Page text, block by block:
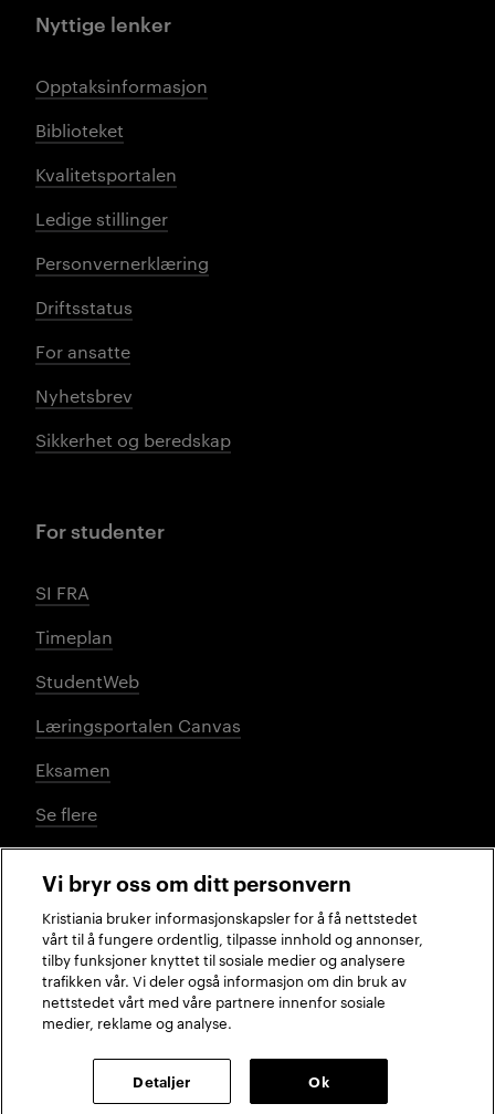
Nyttige lenker
Opptaksinformasjon
Biblioteket
Kvalitetsportalen
Ledige stillinger
Personvernerklæring
Driftsstatus
For ansatte
Nyhetsbrev
Sikkerhet og beredskap
For studenter
SI FRA
Timeplan
StudentWeb
Læringsportalen Canvas
Eksamen
Se flere
Sosiale medier
FacebookInstagramLinkedInTikTok
2026 © Kristiania
Vi bryr oss om ditt personvern
Kristiania bruker informasjonskapsler for å få nettstedet
vårt til å fungere ordentlig, tilpasse innhold og annonser,
tilby funksjoner knyttet til sosiale medier og analysere
trafikken vår. Vi deler også informasjon om din bruk av
nettstedet vårt med våre partnere innenfor sosiale
medier, reklame og analyse.
Detaljer Ok